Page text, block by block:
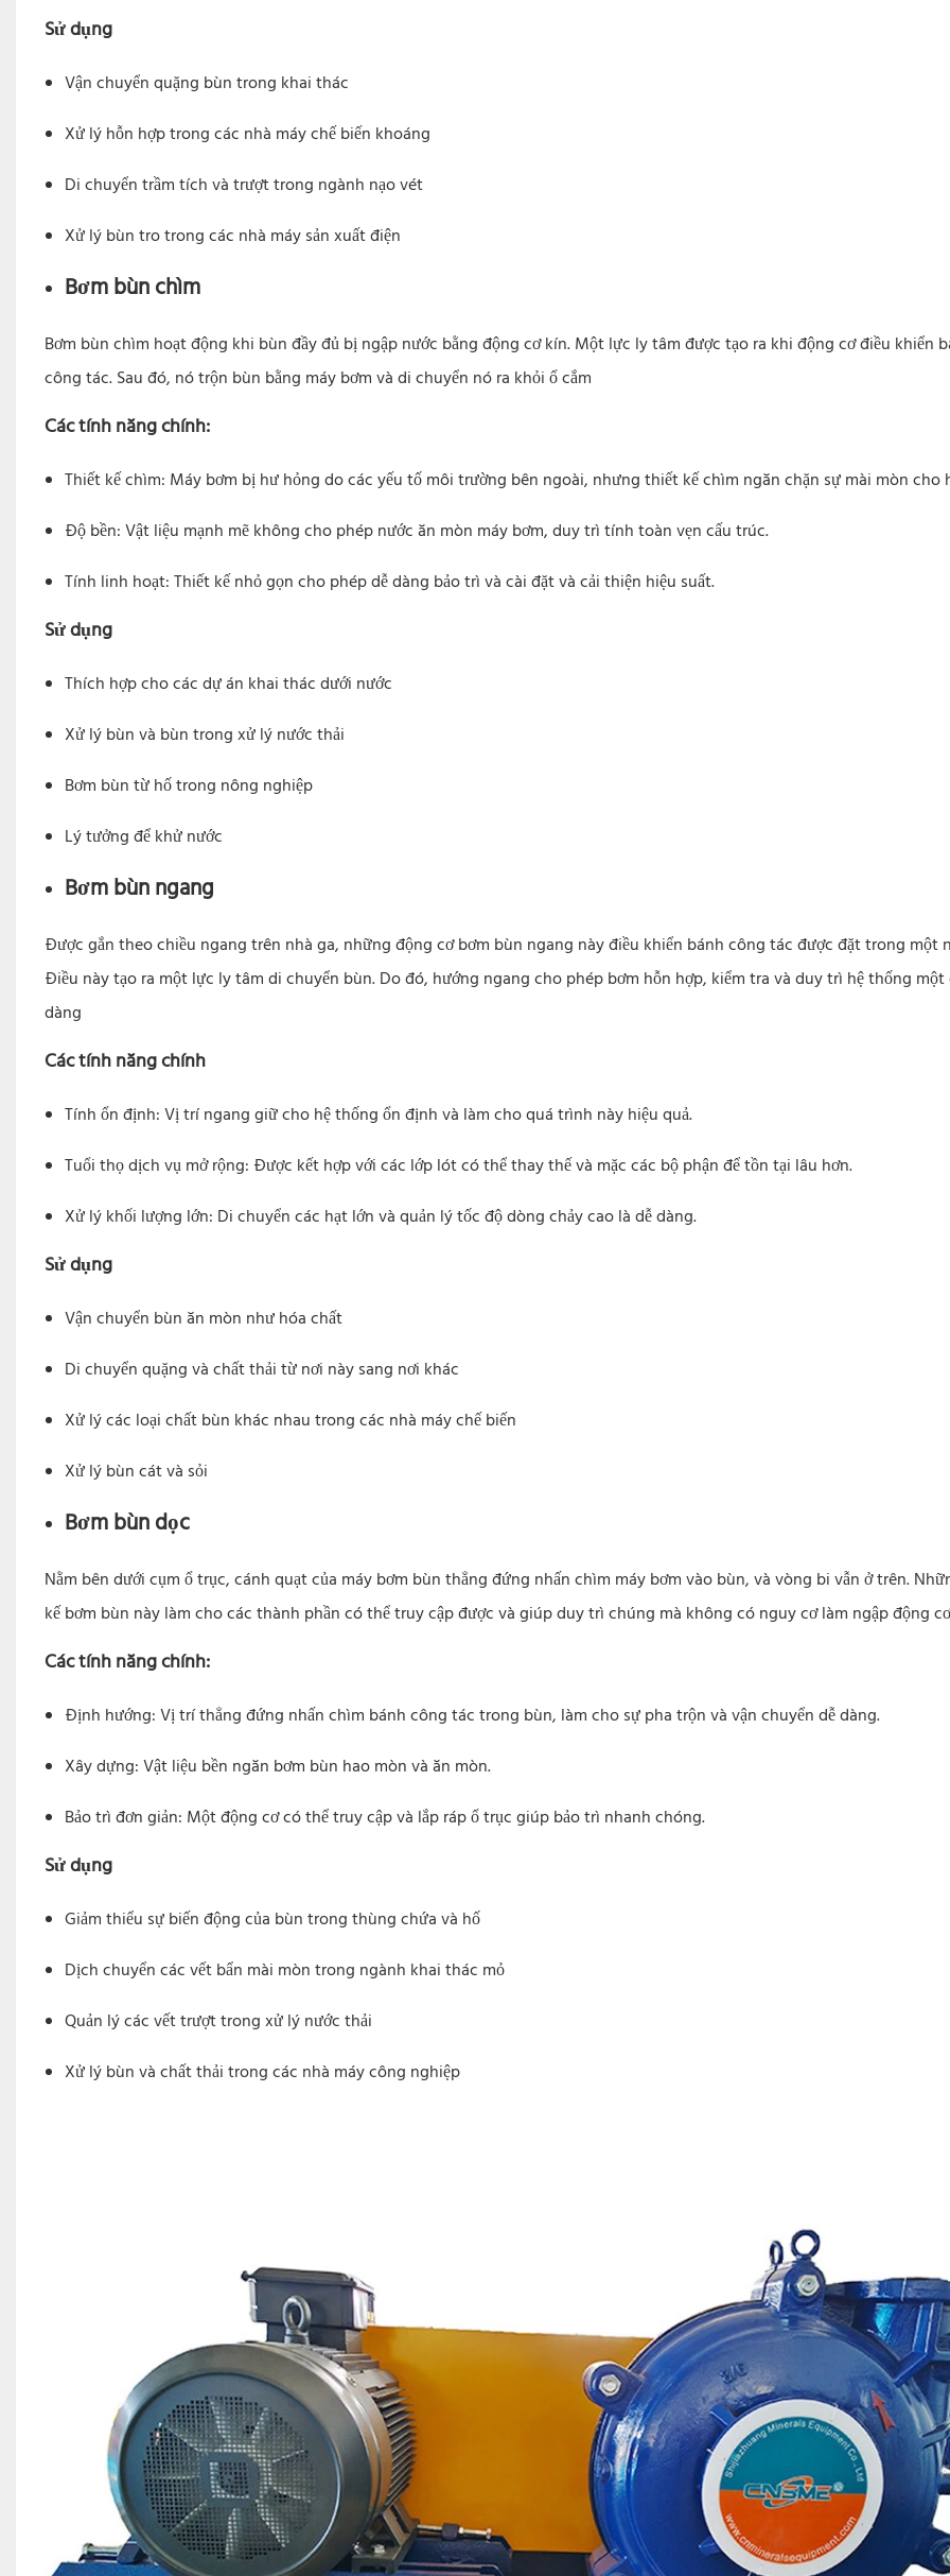
Sử dụng
Vận chuyển quặng bùn trong khai thác
Xử lý hỗn hợp trong các nhà máy chế biến khoáng
Di chuyển trầm tích và trượt trong ngành nạo vét
Xử lý bùn tro trong các nhà máy sản xuất điện
Bơm bùn chìm
Bơm bùn chìm hoạt động khi bùn đầy đủ bị ngập nước bằng động cơ kín. Một lực ly tâm được tạo ra khi động cơ điều khiển
công tác. Sau đó, nó trộn bùn bằng máy bơm và di chuyển nó ra khỏi ổ cắm
Các tính năng chính:
Thiết kế chìm: Máy bơm bị hư hỏng do các yếu tố môi trường bên ngoài, nhưng thiết kế chìm ngăn chặn sự mài mòn cho
Độ bền: Vật liệu mạnh mẽ không cho phép nước ăn mòn máy bơm, duy trì tính toàn vẹn cấu trúc.
Tính linh hoạt: Thiết kế nhỏ gọn cho phép dễ dàng bảo trì và cài đặt và cải thiện hiệu suất.
Sử dụng
Thích hợp cho các dự án khai thác dưới nước
Xử lý bùn và bùn trong xử lý nước thải
Bơm bùn từ hố trong nông nghiệp
Lý tưởng để khử nước
Bơm bùn ngang
Được gắn theo chiều ngang trên nhà ga, những động cơ bơm bùn ngang này điều khiển bánh công tác được đặt trong một
Điều này tạo ra một lực ly tâm di chuyển bùn. Do đó, hướng ngang cho phép bơm hỗn hợp, kiểm tra và duy trì hệ thống một
dàng
Các tính năng chính
Tính ổn định: Vị trí ngang giữ cho hệ thống ổn định và làm cho quá trình này hiệu quả.
Tuổi thọ dịch vụ mở rộng: Được kết hợp với các lớp lót có thể thay thế và mặc các bộ phận để tồn tại lâu hơn.
Xử lý khối lượng lớn: Di chuyển các hạt lớn và quản lý tốc độ dòng chảy cao là dễ dàng.
Sử dụng
Vận chuyển bùn ăn mòn như hóa chất
Di chuyển quặng và chất thải từ nơi này sang nơi khác
Xử lý các loại chất bùn khác nhau trong các nhà máy chế biến
Xử lý bùn cát và sỏi
Bơm bùn dọc
Nằm bên dưới cụm ổ trục, cánh quạt của máy bơm bùn thẳng đứng nhấn chìm máy bơm vào bùn, và vòng bi vẫn ở trên.
kế bơm bùn này làm cho các thành phần có thể truy cập được và giúp duy trì chúng mà không có nguy cơ làm ngập động
Các tính năng chính:
Định hướng: Vị trí thẳng đứng nhấn chìm bánh công tác trong bùn, làm cho sự pha trộn và vận chuyển dễ dàng.
Xây dựng: Vật liệu bền ngăn bơm bùn hao mòn và ăn mòn.
Bảo trì đơn giản: Một động cơ có thể truy cập và lắp ráp ổ trục giúp bảo trì nhanh chóng.
Sử dụng
Giảm thiểu sự biến động của bùn trong thùng chứa và hố
Dịch chuyển các vết bẩn mài mòn trong ngành khai thác mỏ
Quản lý các vết trượt trong xử lý nước thải
Xử lý bùn và chất thải trong các nhà máy công nghiệp